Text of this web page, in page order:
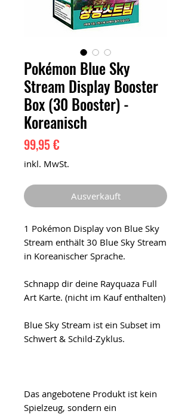
Pokémon Blue Sky
Stream Display Booster
Box (30 Booster) -
Koreanisch
99,95 €
inkl. MwSt.
Ausverkauft
1 Pokémon Display von Blue Sky
Stream enthält 30 Blue Sky Stream
in Koreanischer Sprache.
Schnapp dir deine Rayquaza Full
Art Karte. (nicht im Kauf enthalten)
Blue Sky Stream ist ein Subset im
Schwert & Schild-Zyklus.
Das angebotene Produkt ist kein
Spielzeug, sondern ein